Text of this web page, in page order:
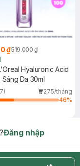
₫519.000 ₫
Hyaluronic Acid
Sáng Da 30ml
275/tháng
46%
Đăng nhập